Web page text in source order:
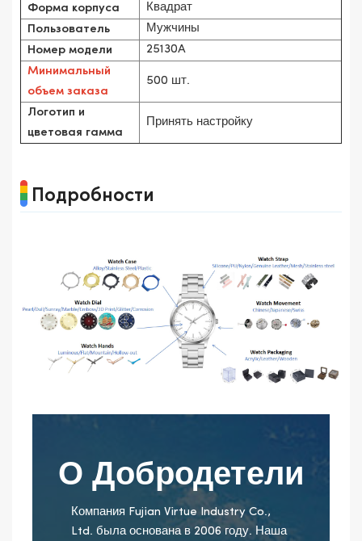
Форма корпуса Квадрат
Пользователь Мужчины
Номер модели 25130A
Минимальный
объем заказа
500 шт.
Логотип и
цветовая гамма
Принять настройку
Подробности
О Добродетели
Компания Fujian Virtue Industry Co.,
Ltd. была основана в 2006 году. Наша